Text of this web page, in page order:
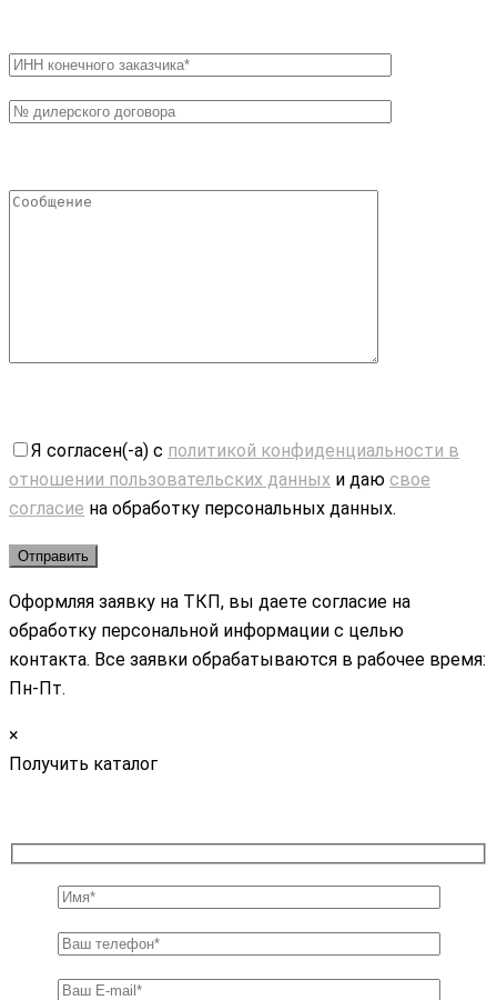
Я согласен(-а) с политикой конфиденциальности в
отношении пользовательских данных и даю свое
согласие на обработку персональных данных.
Оформляя заявку на ТКП, вы даете согласие на
обработку персональной информации с целью
контакта. Все заявки обрабатываются в рабочее время:
Пн-Пт.
×
Получить каталог